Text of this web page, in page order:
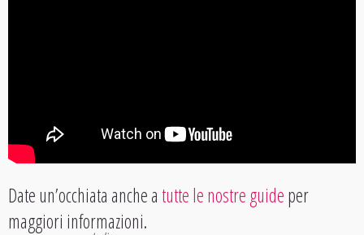
Date un’occhiata anche atutte le nostre guideper
maggiori informazioni.